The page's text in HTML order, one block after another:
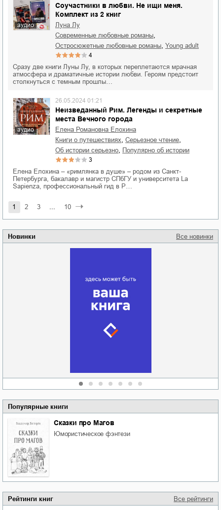
Новинки Все новинки
Популярные книги
Сказки про Магов
юмористическое фэнтези
Рейтинги книг Все рейтинги
аудио
Соучастники в любви. Не ищи меня.
Комплект из 2 книг
Луна Лу
современные любовные романы
остросюжетные любовные романы young adult
4
Сразу две книги Луны Лу, в которых переплетаются мрачная
атмосфера и драматичные истории любви. Героям предстоит
столкнуться с темным прошлы…
аудио
Неизведанный Рим. Легенды и секретные
места Вечного города
26.05.2024 01:21
Елена Романовна Елохина
книги о путешествиях
серьезное чтение
об истории серьезно популярно об истории
3
Елена Елохина – «римлянка в душе» – родом из Санкт-
Петербурга, бакалавр и магистр СПбГУ и университета La
Sapienza, профессиональный гид в Р…
1 2 3 ... 10